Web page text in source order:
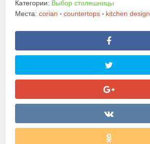
Категории: Выбор столешницы
Места:corian • countertops • kitchen design